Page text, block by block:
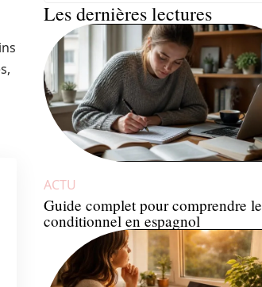
Les dernières lectures
ACTU
Guide complet pour comprendre le
conditionnel en espagnol